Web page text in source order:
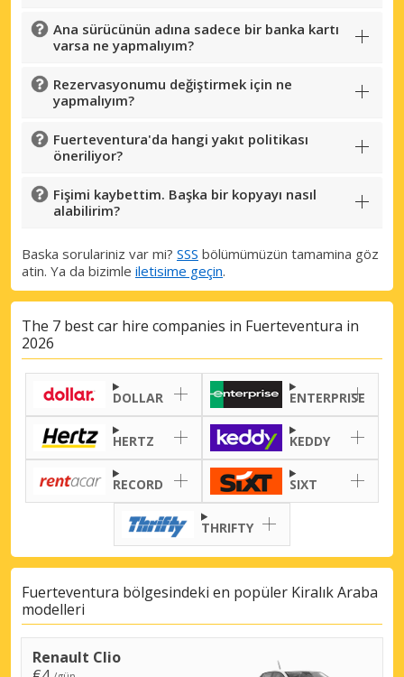
Ana sürücünün adına sadece bir banka kartı
varsa ne yapmalıyım?
Rezervasyonumu değiştirmek için ne
yapmalıyım?
Fuerteventura'da hangi yakıt politikası
öneriliyor?
Fişimi kaybettim. Başka bir kopyayı nasıl
alabilirim?
Baska sorulariniz var mi? SSS bölümümüzün tamamina göz
atin. Ya da bizimle iletisime geçin.
The 7 best car hire companies in Fuerteventura in
2026
DOLLAR ENTERPRISE
HERTZ KEDDY
RECORD SIXT
THRIFTY
Fuerteventura bölgesindeki en popüler Kiralık Araba
modelleri
Renault Clio